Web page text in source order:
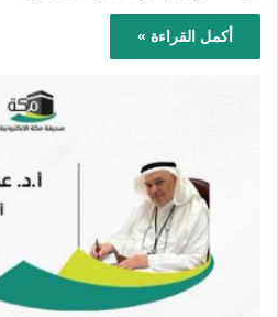
أكمل القراءة »